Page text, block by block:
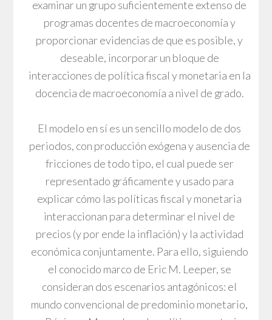
examinar un grupo suficientemente extenso de
programas docentes de macroeconomía y
proporcionar evidencias de que es posible, y
deseable, incorporar un bloque de
interacciones de política fiscal y monetaria en la
docencia de macroeconomía a nivel de grado.
El modelo en sí es un sencillo modelo de dos
periodos, con producción exógena y ausencia de
fricciones de todo tipo, el cual puede ser
representado gráficamente y usado para
explicar cómo las políticas fiscal y monetaria
interaccionan para determinar el nivel de
precios (y por ende la inflación) y la actividad
económica conjuntamente. Para ello, siguiendo
el conocido marco de Eric M. Leeper, se
consideran dos escenarios antagónicos: el
mundo convencional de predominio monetario,